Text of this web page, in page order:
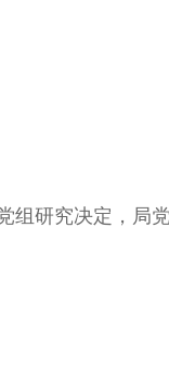
研究决定，局